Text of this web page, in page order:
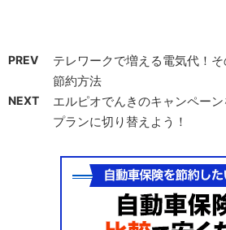
PREV
テレワークで増える電気代！
節約方法
NEXT
エルピオでんきのキャンペー
プランに切り替えよう！